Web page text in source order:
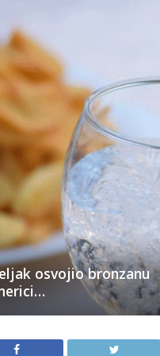
osvojio bronzanu